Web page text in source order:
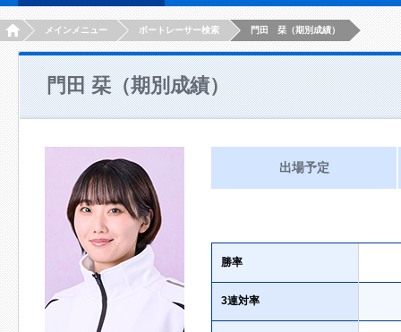
HOMEメインメニュー ボートレーサー検索 門田 栞（期別成績）
門田 栞（期別成績）
出場予定
勝率
3連対率